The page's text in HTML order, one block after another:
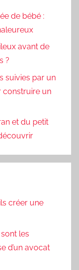
de bébé :
avant de
?
suivies par un
construire un
et du petit
créer une
les
d’un avocat